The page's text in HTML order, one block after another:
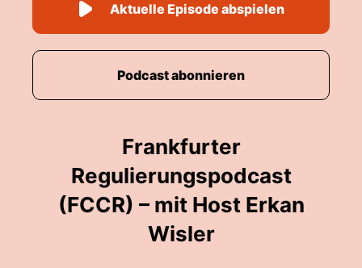
Frankfurter
Regulierungspodcast
(FCCR) – mit Host Erkan
Wisler
Aktuelle Episode abspielen
Podcast abonnieren